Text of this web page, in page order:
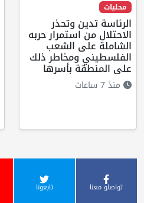
محليات
الرئاسة تدين وتحذر
الاحتلال من استمرار حربه
الشاملة على الشعب
الفلسطيني ومخاطر ذلك
على المنطقة بأسرها
منذ 7 ساعات
تواصلو معنا تابعونا